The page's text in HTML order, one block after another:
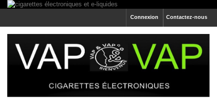
Contactez-nous
Connexion